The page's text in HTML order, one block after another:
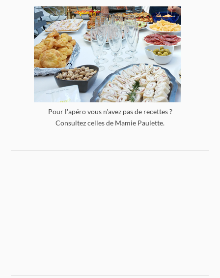
Pour l'apéro vous n'avez pas de recettes ?
Consultez celles de Mamie Paulette.